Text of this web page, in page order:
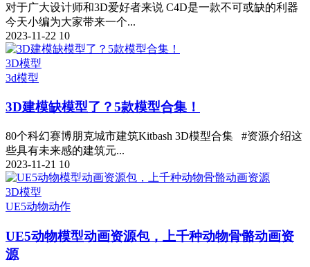
对于广大设计师和3D爱好者来说 C4D是一款不可或缺的利器
今天小编为大家带来一个...
2023-11-22 10
3D模型
3d模型
3D建模缺模型了？5款模型合集！
80个科幻赛博朋克城市建筑Kitbash 3D模型合集 #资源介绍这
些具有未来感的建筑元...
2023-11-21 10
3D模型
UE5动物动作
UE5动物模型动画资源包，上千种动物骨骼动画资
源